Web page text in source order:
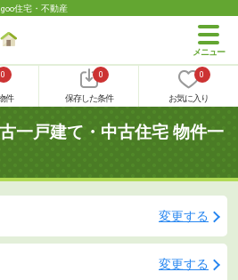
住宅・不動産
0
件
0
保存した条件
0
お気に入り
一戸建て・中古住宅 物件一
変更する
変更する